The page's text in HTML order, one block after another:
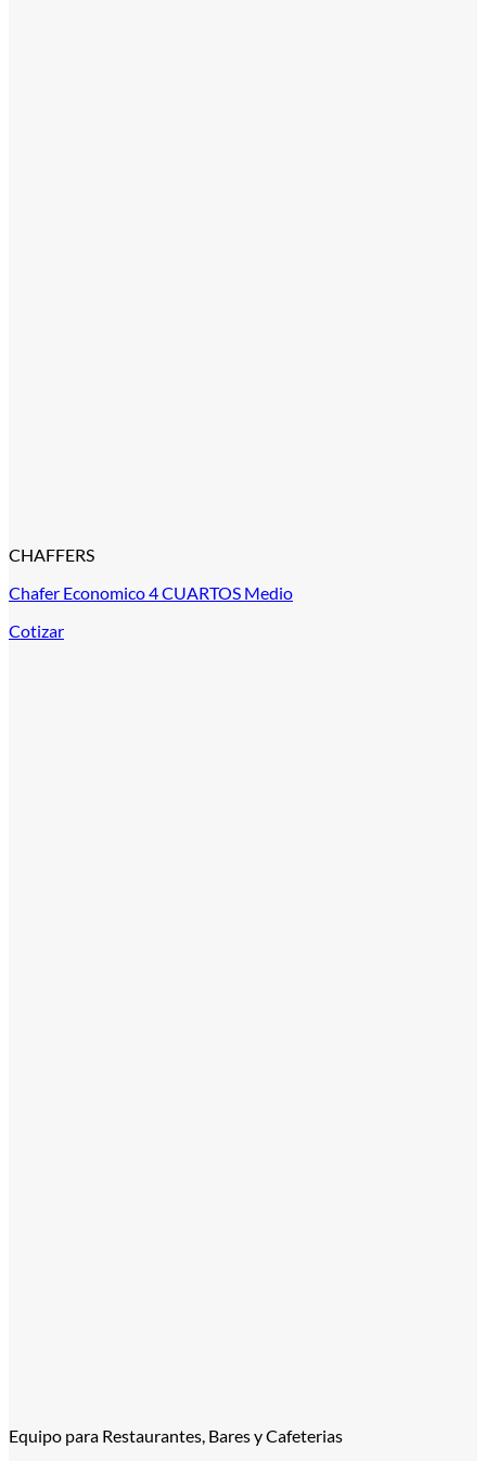
CHAFFERS
Chafer Economico 4 CUARTOS Medio
Cotizar
Equipo para Restaurantes, Bares y Cafeterias